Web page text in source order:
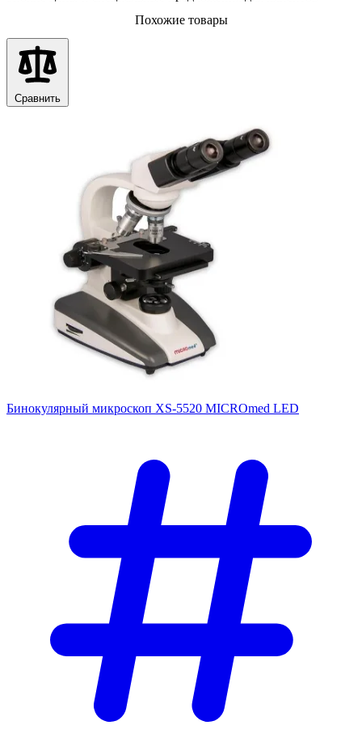
Похожие товары
Сравнить
Бинокулярный микроскоп XS-5520 MICROmed LED